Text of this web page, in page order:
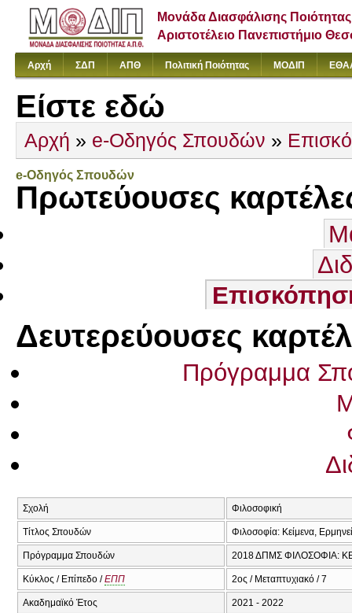
Μονάδα Διασφάλισης Ποιότητας
Αριστοτέλειο Πανεπιστήμιο
Αρχή ΣΔΠ ΑΠΘ Πολιτική Ποιότητας ΜΟΔΙΠ
Είστε εδώ
Αρχή » e-Οδηγός Σπουδών »
e-Οδηγός Σπουδών
Πρωτεύουσες
Δευτερεύουσες
Πρόγραμμα
Σχολή Φιλοσοφική
Τίτλος Σπουδών Φιλοσοφία: Κείμενα,
Πρόγραμμα Σπουδών 2018 ΔΠΜΣ ΦΙΛΟΣΟΦΙΑ:
Κύκλος / Επίπεδο /ΕΠΠ 2ος / Μεταπτυχιακό / 7
Ακαδημαϊκό Έτος 2021 - 2022